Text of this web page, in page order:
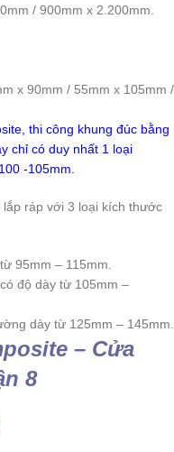
/ 900mm x 2.200mm.
x 90mm / 55mm x 105mm /
thi công khung đúc bằng
chỉ có duy nhất 1 loại
-105mm.
ráp với 3 loại kích thước
95mm – 115mm.
độ dày từ 105mm –
dày từ 125mm – 145mm.
– Cửa
8